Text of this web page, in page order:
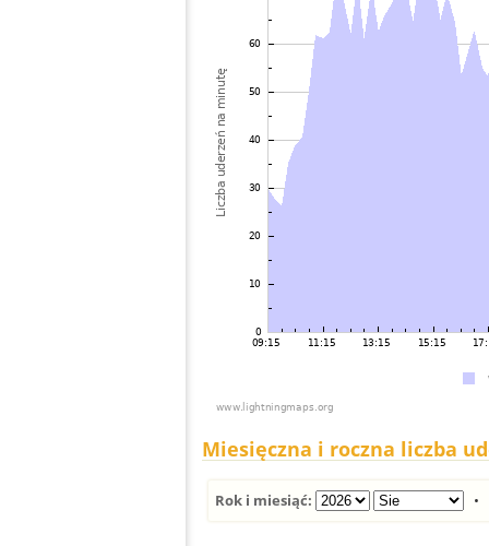
Miesięczna i roczna liczba
Rok i miesiąć: •